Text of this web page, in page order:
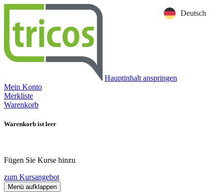
Hauptinhalt anspringen
Mein Konto
Merkliste
Warenkorb
Warenkorb ist leer
Fügen Sie Kurse hinzu
zum Kursangebot
Menü aufklappen
Deutsch